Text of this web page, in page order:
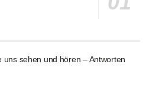
uns sehen und hören – Antworten